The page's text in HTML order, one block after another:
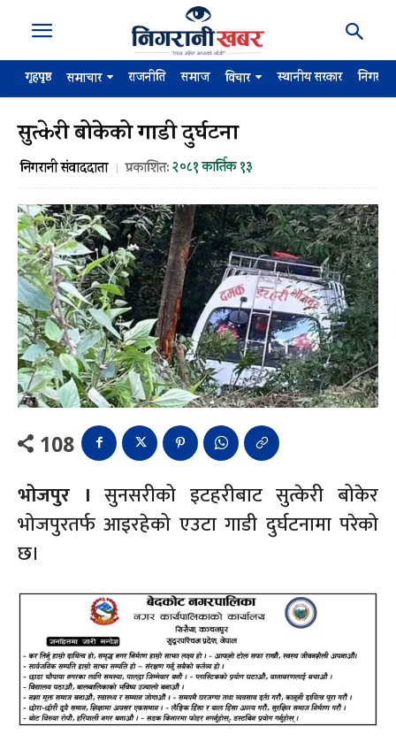
गृहपृष्ठ समाचार राजनीति समाज विचार स्थानीय सरकार
सुत्केरी बोकेको गाडी दुर्घटना
निगरानी संवाददाता प्रकाशित:२०८१ कार्तिक १३
108
भोजपुर । सुनसरीको इटहरीबाट सुत्केरी बोकेर
भोजपुरतर्फ आइरहेको एउटा गाडी दुर्घटनामा परेको
छ।